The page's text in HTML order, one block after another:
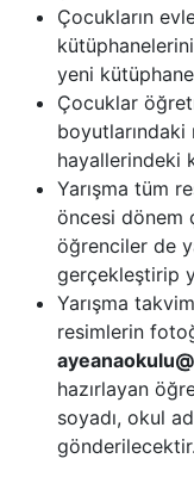
Çocukların
yeni
Çocuklar
boyutlarındaki
hayallerindeki
Yarışma tüm
öncesi dönem
öğrenciler de
gerçekleştirip
Yarışma
resimlerin
hazırlayan
soyadı, okul
gönderilecektir.